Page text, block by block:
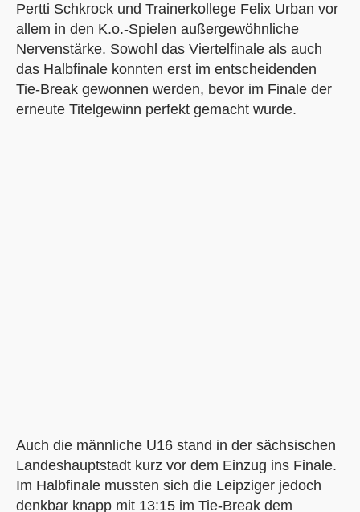
Pertti Schkrock und Trainerkollege Felix Urban vor
allem in den K.o.-Spielen außergewöhnliche
Nervenstärke. Sowohl das Viertelfinale als auch
das Halbfinale konnten erst im entscheidenden
Tie-Break gewonnen werden, bevor im Finale der
erneute Titelgewinn perfekt gemacht wurde.
Auch die männliche U16 stand in der sächsischen
Landeshauptstadt kurz vor dem Einzug ins Finale.
Im Halbfinale mussten sich die Leipziger jedoch
denkbar knapp mit 13:15 im Tie-Break dem